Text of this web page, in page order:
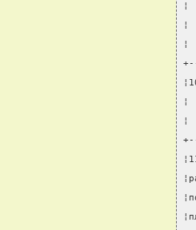
¦
¦
¦
¦
¦